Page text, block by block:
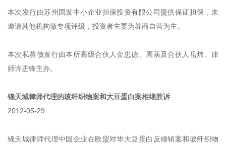
本次发行由苏州国发中小企业担保投资有限公司提供保证担保，未
邀请其他机构做专项评级，投资者主要为券商自营为主。
本次私募债发行由本所高级合伙人金忠德、周菡及合伙人岳炜、律
师许进锋主办。
锦天城律师代理的玻纤织物案和大豆蛋白案相继胜诉
2012-05-29
锦天城律师代理中国企业在欧盟对华大豆蛋白反倾销案和玻纤织物